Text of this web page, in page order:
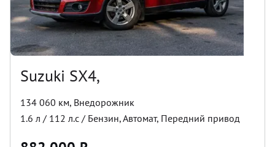
Suzuki SX4,
134 060 км, Внедорожник
1.6 л / 112 л.с / Бензин,Автомат, Передний привод